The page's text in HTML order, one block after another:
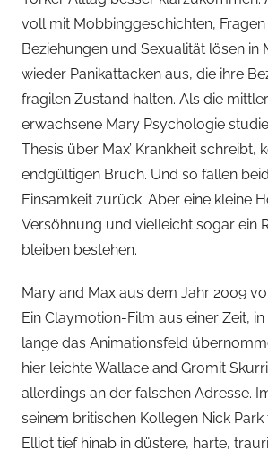
voll mit Mobbinggeschichten,
Beziehungen und Sexualität lösen in
wieder Panikattacken aus, die ihre
fragilen Zustand halten. Als die
erwachsene Mary Psychologie
Thesis über Max’ Krankheit schreibt,
endgültigen Bruch. Und so fallen
Einsamkeit zurück. Aber eine kleine
Versöhnung und vielleicht sogar ein
bleiben bestehen.
Mary and Max aus dem Jahr 2009
Ein Claymotion-Film aus einer Zeit,
lange das Animationsfeld
hier leichte Wallace and Gromit
allerdings an der falschen Adresse.
seinem britischen Kollegen Nick
Elliot tief hinab in düstere, harte,